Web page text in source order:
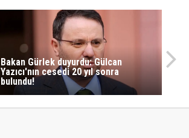
Bakan Gürlek duyurdu: Gülcan
Yazıcı'nın cesedi 20 yıl sonra
bulundu!